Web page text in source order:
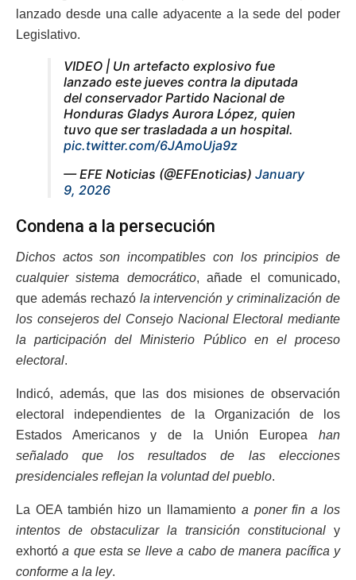
lanzado desde una calle adyacente a la sede del poder
Legislativo.
VIDEO | Un artefacto explosivo fue
lanzado este jueves contra la diputada
del conservador Partido Nacional de
Honduras Gladys Aurora López, quien
tuvo que ser trasladada a un hospital.
pic.twitter.com/6JAmoUja9z
— EFE Noticias (@EFEnoticias) January
9, 2026
Condena a la persecución
Dichos actos son incompatibles con los principios de
cualquier sistema democrático, añade el comunicado,
que además rechazó la intervención y criminalización de
los consejeros del Consejo Nacional Electoral mediante
la participación del Ministerio Público en el proceso
electoral.
Indicó, además, que las dos misiones de observación
electoral independientes de la Organización de los
Estados Americanos y de la Unión Europea han
señalado que los resultados de las elecciones
presidenciales reflejan la voluntad del pueblo.
La OEA también hizo un llamamiento a poner fin a los
intentos de obstaculizar la transición constitucional y
exhortóa que esta se lleve a cabo de manera pacífica y
conforme a la ley.